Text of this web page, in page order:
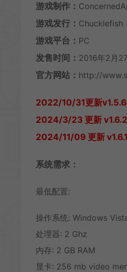
游戏制作：
游戏发行： Chucklefish
游戏平台： PC
发售时间： 2016年2月
官方网站： http://
2022/10/31更新
2024/3/23 更新
2024/11/09 更新
系统需求：
最低配置:
操作系统: Windows
处理器: 2 Ghz
内存: 2 GB RAM
显卡: 256 mb video